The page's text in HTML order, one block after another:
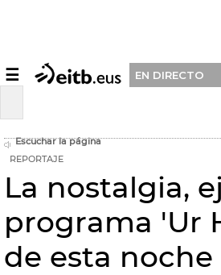
☰ EN DIRECTO
Escuchar la página
REPORTAJE
La nostalgia,
programa 'Ur
de esta noche